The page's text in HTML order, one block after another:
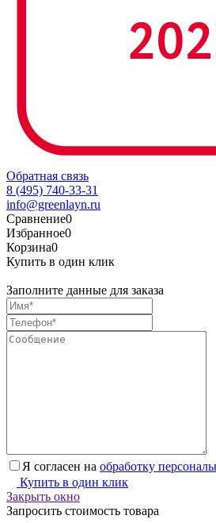
Обратная связь
8 (495) 740-33-31
info@greenlayn.ru
Сравнение0
Избранное0
Корзина0
Купить в один клик
Заполните данные для заказа
Я согласен на обработку
Купить в один клик
Закрыть окно
Запросить стоимость товара